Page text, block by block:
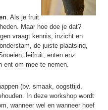
. Als je fruit
Maar hoe doe je dat?
vraagt kennis, inzicht en
de juiste plaatsing,
leifruit, enten enz
ent om mee te nemen.
(bv. smaak, oogsttijd,
In deze workshop wordt
wanneer wel en wanneer hoef